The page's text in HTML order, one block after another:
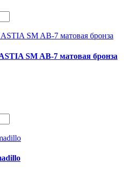
SM AB-7 матовая бронза